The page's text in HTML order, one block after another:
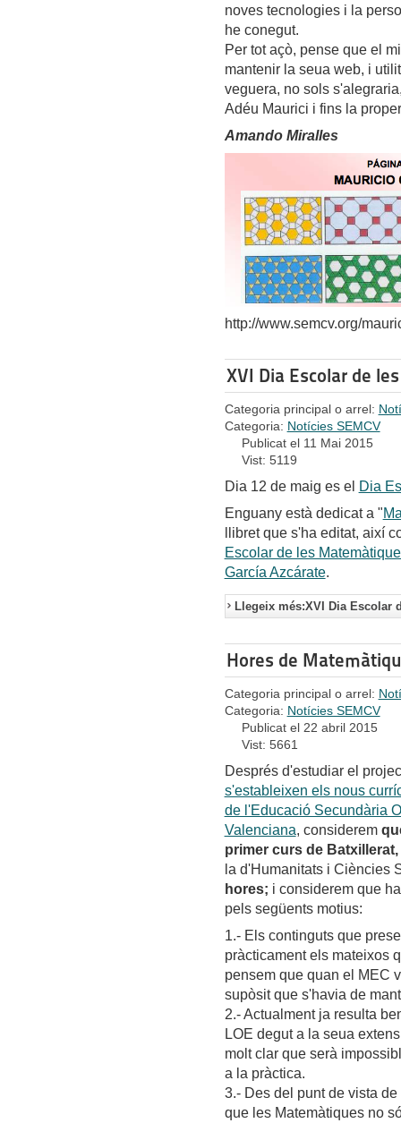
noves tecnologies i la
he conegut.
Per tot açò, pense que el
mantenir la seua web, i
veguera, no sols
Adéu Maurici i fins la
Amando Miralles
http://www.semcv.org/
XVI Dia Escolar de
Categoria principal o arrel:
Categoria: Notícies SEMCV
Publicat el 11 Mai 2015
Vist: 5119
Dia 12 de maig es el Dia
Enguany està dedicat a "
llibret que s'ha editat, així
Escolar de les
García Azcárate.
Llegeix més:XVI Dia Escolar
Hores de
Categoria principal o arrel:
Categoria: Notícies SEMCV
Publicat el 22 abril 2015
Vist: 5661
Després d'estudiar el
s'estableixen els nous
de l'Educació Secundària
Valenciana, considerem
primer curs de Batxillerat,
la d'Humanitats i Ciències
hores; i considerem que
pels següents motius:
1.- Els continguts que
pràcticament els mateixos
pensem que quan el MEC
supòsit que s'havia de
2.- Actualment ja resulta
LOE degut a la seua
molt clar que serà
a la pràctica.
3.- Des del punt de vista
que les Matemàtiques no